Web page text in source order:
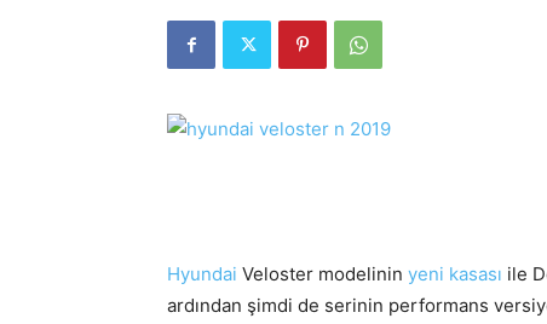
Hyundai Veloster modelinin yeni kasası ile
ardından şimdi de serinin performans